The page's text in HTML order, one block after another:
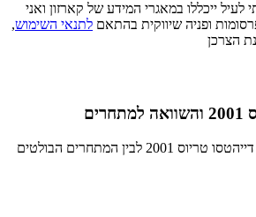
ייכללו במאגרי המידע של קארזון ואני
ופניה שיווקית בהתאם לתנאי השימוש,
הצרכן
השוואת רמות הגימור של דייהטסו טריוס 2001 לבין המתחרים הבולטים